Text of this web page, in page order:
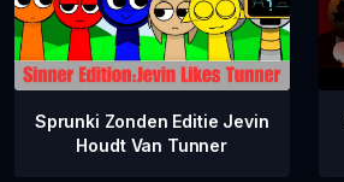
Sprunki Zonden Editie Jevin
Houdt Van Tunner